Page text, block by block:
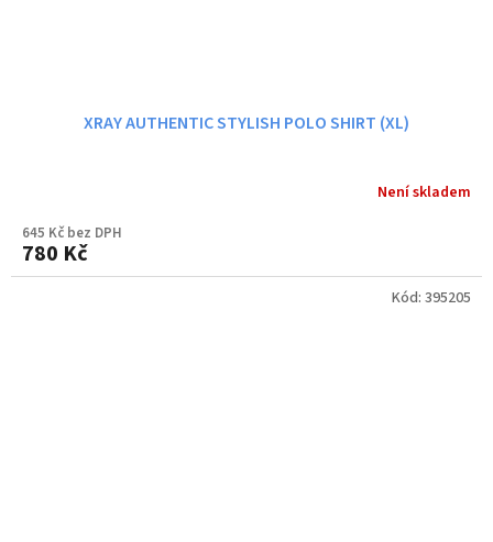
XRAY AUTHENTIC STYLISH POLO SHIRT (XL)
Není skladem
645 Kč bez DPH
780 Kč
Kód: 395205